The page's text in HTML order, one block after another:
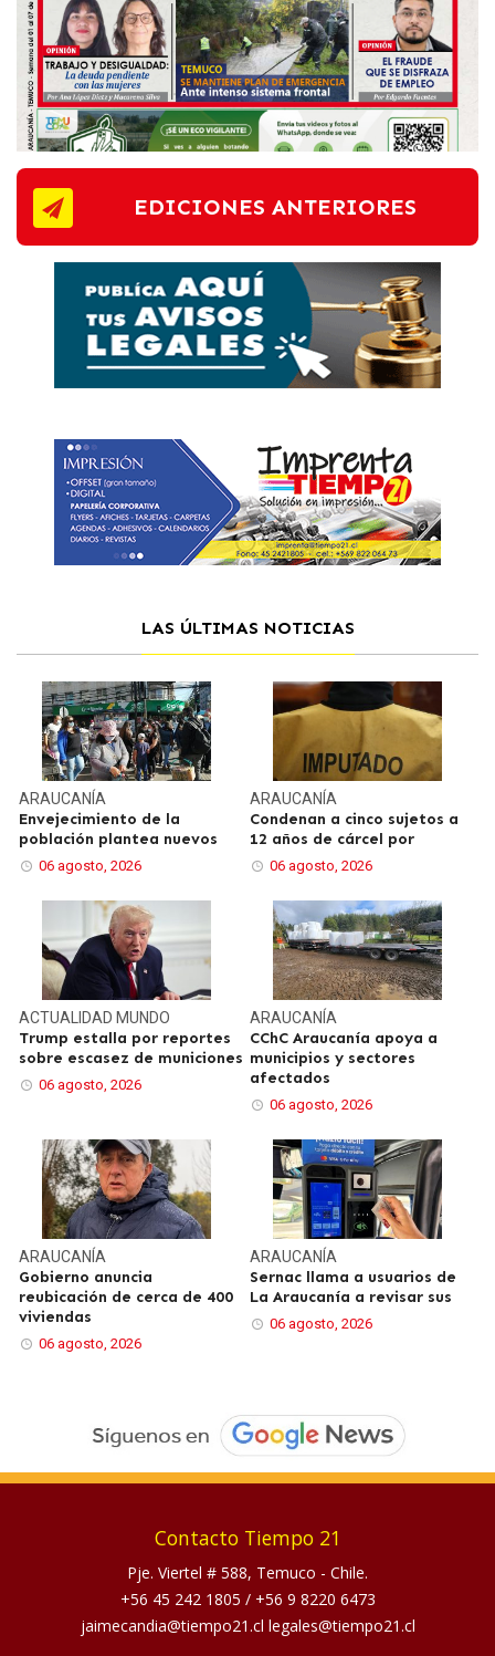
EDICIONES ANTERIORES
LAS ÚLTIMAS NOTICIAS
ARAUCANÍA
Envejecimiento de la
población plantea nuevos
06 agosto, 2026
ARAUCANÍA
Condenan a cinco sujetos a
12 años de cárcel por
06 agosto, 2026
ACTUALIDAD MUNDO
Trump estalla por reportes
sobre escasez de municiones
06 agosto, 2026
ARAUCANÍA
CChC Araucanía apoya a
municipios y sectores
afectados
06 agosto, 2026
ARAUCANÍA
Gobierno anuncia
reubicación de cerca de 400
viviendas
06 agosto, 2026
ARAUCANÍA
Sernac llama a usuarios de
La Araucanía a revisar sus
06 agosto, 2026
Contacto Tiempo 21
Pje. Viertel # 588, Temuco - Chile.
+56 45 242 1805 / +56 9 8220 6473
jaimecandia@tiempo21.cl legales@tiempo21.cl